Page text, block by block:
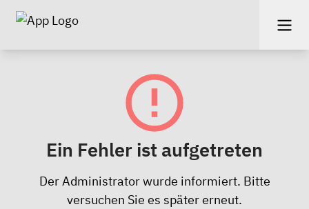
Ein Fehler ist aufgetreten
Der Administrator wurde informiert. Bitte
versuchen Sie es später erneut.